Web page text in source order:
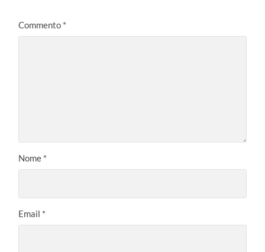
Commento *
Nome *
Email *